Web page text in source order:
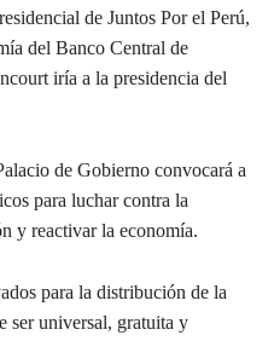
de Juntos Por el Perú,
del Banco Central de
iría a la presidencia del
de Gobierno convocará a
para luchar contra la
y reactivar la economía.
para la distribución de la
ser universal, gratuita y